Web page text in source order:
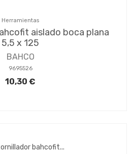
Herramientas
aislado boca plana
5,5 x 125
BAHCO
9695526
10,30 €